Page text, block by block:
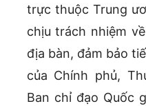
trực thuộc Trung
chịu trách nhiệm
địa bàn, đảm bảo
của Chính phủ,
Ban chỉ đạo Quốc